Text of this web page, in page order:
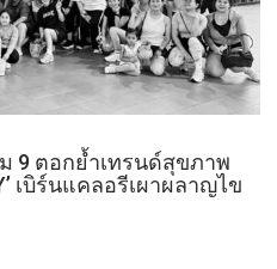
9 ตอกย้ำเทรนด์สุขภาพ
เบิร์นแคลอรีเผาผลาญไข